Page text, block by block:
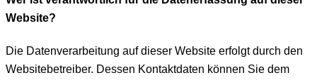
Website?
Die Datenverarbeitung auf dieser Website erfolgt durch den
Websitebetreiber. Dessen Kontaktdaten können Sie dem